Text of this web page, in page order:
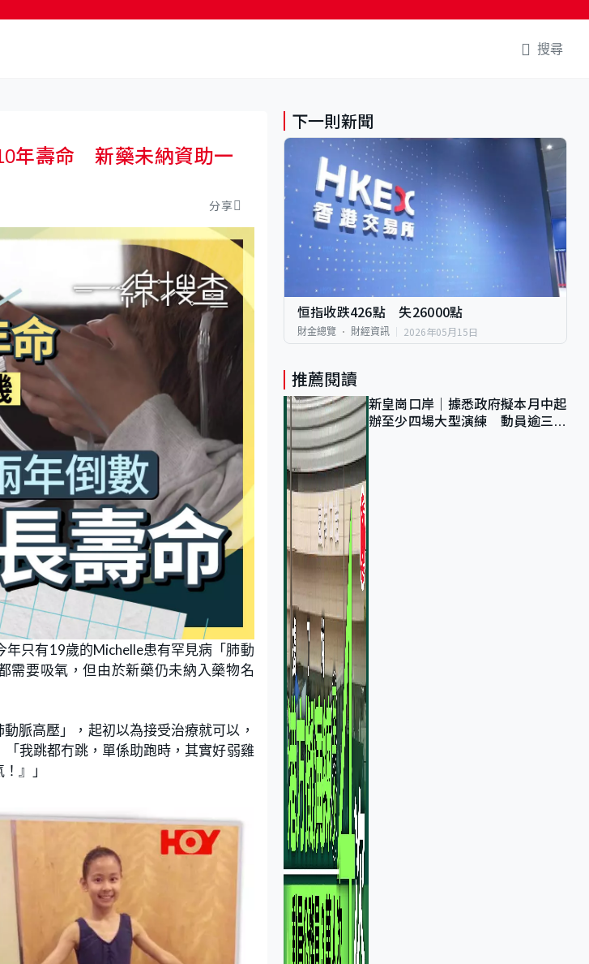
搜尋
年壽命 新藥未納資助一
分享
只有19歲的Michelle患有罕見病「肺動
需要吸氧，但由於新藥仍未納入藥物名
脈高壓」，起初以為接受治療就可以，
我跳都冇跳，單係助跑時，其實好弱雞
』」
下一則新聞
恒指收跌426點 失26000點
財金總覽 財經資訊 2026年05月15日
推薦閱讀
新皇崗口岸｜據悉政府擬本月中起
辦至少四場大型演練 動員逾三萬